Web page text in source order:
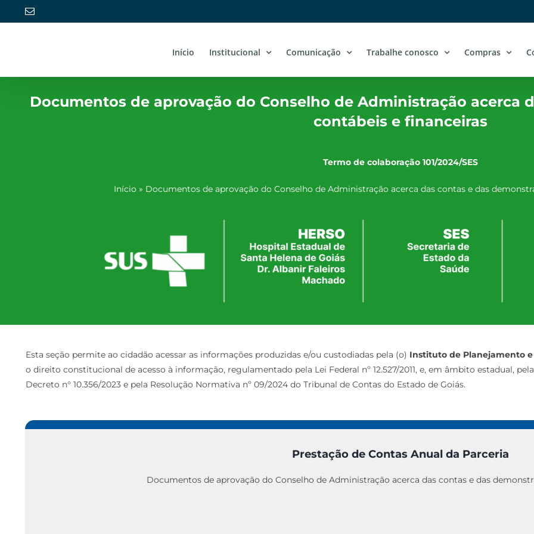
para
E-
Início Institucional Comunicação Trabalhe conosco Compras
Documentos de aprovação do Conselho de Administração acerca
contábeis e financeiras
Termo de colaboração 101/2024/SES
Início » Documentos de aprovação do Conselho de Administração acerca das contas e das
Esta seção permite ao cidadão acessar as informações produzidas e/ou custodiadas pela (o) Instituto de Planejamento e
o direito constitucional de acesso à informação, regulamentado pela Lei Federal nº 12.527/2011, e, em âmbito estadual, pela
Decreto n° 10.356/2023 e pela Resolução Normativa nº 09/2024 do Tribunal de Contas do Estado de Goiás.
Prestação de Contas Anual da Parceria
Documentos de aprovação do Conselho de Administração acerca das contas e das